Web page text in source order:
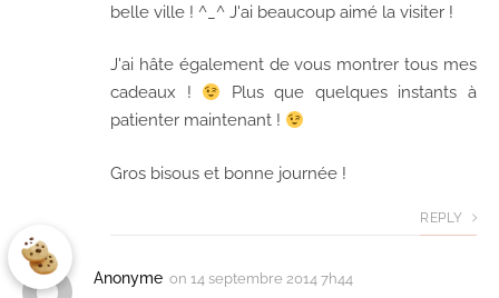
belle ville ! ^_^ J'ai beaucoup aimé la visiter !
J'ai hâte également de vous montrer tous mes
cadeaux !
Plus que quelques instants à
patienter maintenant !
Gros bisous et bonne journée !
REPLY
Anonyme on 14 septembre 2014 7h44